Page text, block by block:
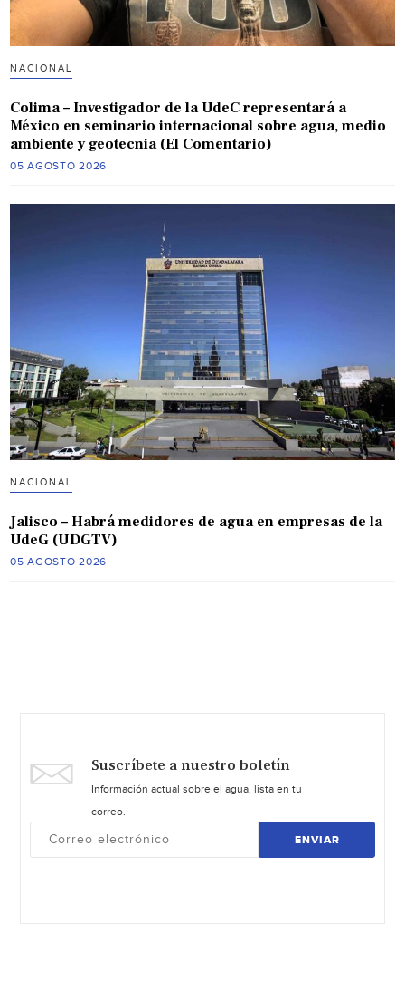
NACIONAL
Colima – Investigador de la UdeC representará a
México en seminario internacional sobre agua, medio
ambiente y geotecnia (El Comentario)
05 AGOSTO 2026
NACIONAL
Jalisco – Habrá medidores de agua en empresas de la
UdeG (UDGTV)
05 AGOSTO 2026
Suscríbete a nuestro boletín
Información actual sobre el agua, lista en tu
correo.
ENVIAR